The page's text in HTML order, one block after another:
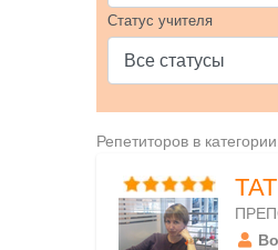
Статус учителя
Репетиторов в